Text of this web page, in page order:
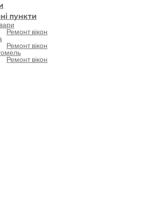
пункти
Ремонт вікон
Ремонт вікон
Ремонт вікон